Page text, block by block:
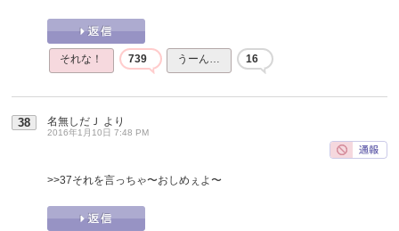
それな！ 739 うーん… 16
38 名無しだＪ より
2016年1月10日 7:48 PM
>>37それを言っちゃ〜おしめぇよ〜